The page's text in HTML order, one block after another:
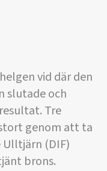
vid där den
slutade och
Tre
genom att ta
(DIF)
brons.